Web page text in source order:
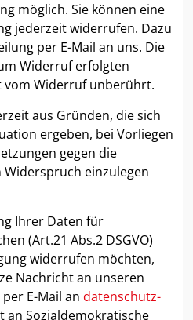
möglich. Sie können eine
jederzeit widerrufen. Dazu
per E-Mail an uns. Die
Widerruf erfolgten
Widerruf unberührt.
aus Gründen, die sich
ergeben, bei Vorliegen
gegen die
einzulegen
Ihrer Daten für
(Art.21 Abs.2 DSGVO)
widerrufen möchten,
Nachricht an unseren
E-Mail andatenschutz-
an Sozialdemokratische